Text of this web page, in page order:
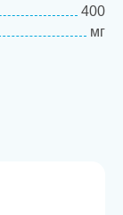
400
мг